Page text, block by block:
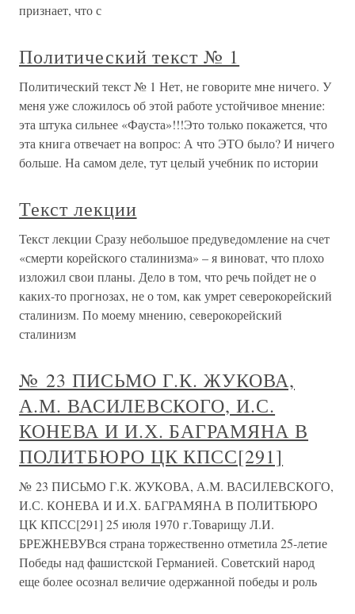
признает, что с
Политический текст № 1
Политический текст № 1 Нет, не говорите мне ничего. У
меня уже сложилось об этой работе устойчивое мнение:
эта штука сильнее «Фауста»!!!Это только покажется, что
эта книга отвечает на вопрос: А что ЭТО было? И ничего
больше. На самом деле, тут целый учебник по истории
Текст лекции
Текст лекции Сразу небольшое предуведомление на счет
«смерти корейского сталинизма» – я виноват, что плохо
изложил свои планы. Дело в том, что речь пойдет не о
каких-то прогнозах, не о том, как умрет северокорейский
сталинизм. По моему мнению, северокорейский
сталинизм
№ 23 ПИСЬМО Г.К. ЖУКОВА,
А.М. ВАСИЛЕВСКОГО, И.С.
КОНЕВА И И.Х. БАГРАМЯНА В
ПОЛИТБЮРО ЦК КПСС[291]
№ 23 ПИСЬМО Г.К. ЖУКОВА, А.М. ВАСИЛЕВСКОГО,
И.С. КОНЕВА И И.Х. БАГРАМЯНА В ПОЛИТБЮРО
ЦК КПСС[291] 25 июля 1970 г.Товарищу Л.И.
БРЕЖНЕВУВся страна торжественно отметила 25-летие
Победы над фашистской Германией. Советский народ
еще более осознал величие одержанной победы и роль